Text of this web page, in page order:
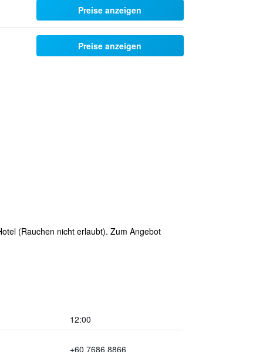
Preise anzeigen
Preise anzeigen
(Rauchen nicht erlaubt). Zum Angebot
12:00
+60 7686 8866